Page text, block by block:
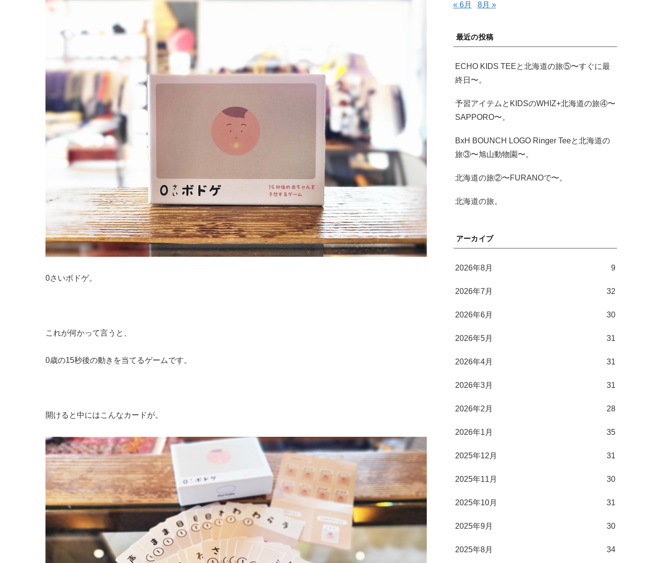
0さいボドゲ。
これが何かって言うと、
0歳の15秒後の動きを当てるゲームです。
開けると中にはこんなカードが。
« 6月 8月 »
最近の投稿
ECHO KIDS TEEと北海道の旅⑤〜すぐに最
終日〜。
予習アイテムとKIDSのWHIZ+北海道の旅④〜
SAPPORO〜。
BxH BOUNCH LOGO Ringer Teeと北海道の
旅③〜旭山動物園〜。
北海道の旅②〜FURANOで〜。
北海道の旅。
アーカイブ
2026年8月 9
2026年7月 32
2026年6月 30
2026年5月 31
2026年4月 31
2026年3月 31
2026年2月 28
2026年1月 35
2025年12月 31
2025年11月 30
2025年10月 31
2025年9月 30
2025年8月 34